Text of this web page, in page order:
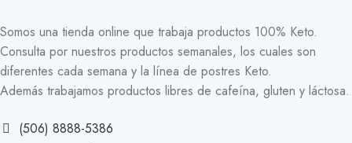
Somos una tienda online que trabaja productos 100% Keto.
Consulta por nuestros productos semanales, los cuales son
diferentes cada semana y la línea de postres Keto.
Además trabajamos productos libres de cafeína, gluten y láctosa.
(506) 8888-5386